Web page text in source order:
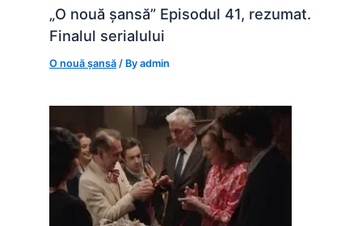
„O nouă șansă” Episodul 41, rezumat.
Finalul serialului
O nouă șansă / Byadmin